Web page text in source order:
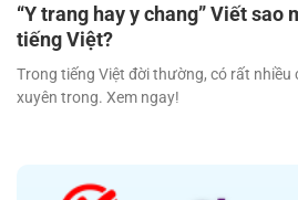
“Y trang hay y chang” Viết sao
tiếng Việt?
Trong tiếng Việt đời thường, có rất
xuyên trong. Xem ngay!